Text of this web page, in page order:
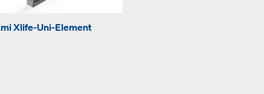
Xlife-Uni-Element